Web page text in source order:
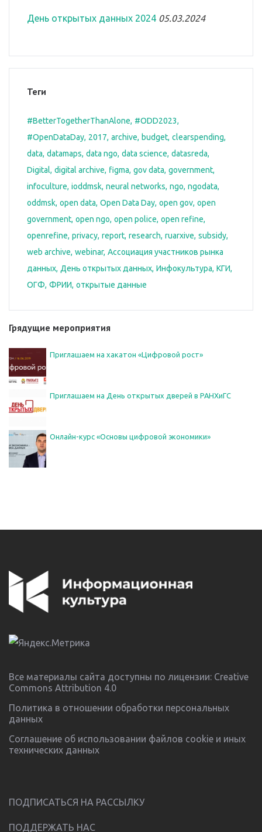
День открытых данных 2024 05.03.2024
Теги
#BetterTogetherThanAlone #ODD2023
#OpenDataDay 2017 archive budget clearspending
data datamaps data ngo data science datasreda
Digital digital archive figma gov data government
infoculture ioddmsk neural networks ngo ngodata
oddmsk open data Open Data Day open gov open
government open ngo open police open refine
openrefine privacy report research ruarxive subsidy
web archive webinar Ассоциация участников рынка
данных День открытых данных Инфокультура КГИ
ОГФ ФРИИ открытые данные
Грядущие мероприятия
Приглашаем на хакатон «Цифровой рост»
Приглашаем на День открытых дверей в РАНХиГС
Онлайн-курс «Основы цифровой экономики»
Все материалы сайта доступны по лицензии: Creative
Commons Attribution 4.0
Политика в отношении обработки персональных
данных
Соглашение об использовании файлов cookie и иных
технических данных
ПОДПИСАТЬСЯ НА РАССЫЛКУ
ПОДДЕРЖАТЬ НАС